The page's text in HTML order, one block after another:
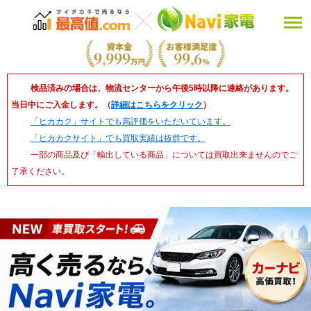
検品済みの場合は、物流センターから午後5時以降に連絡があります。
当日中にご入金します。（詳細はこちらをクリック ）
「ヒカカク」サイトでも高評価をいただいています。
「ヒカカクサイト」でも買取実績は抜群です。
一部の商品及び「輸出している商品」については買取出来ませんのでご
了承ください。